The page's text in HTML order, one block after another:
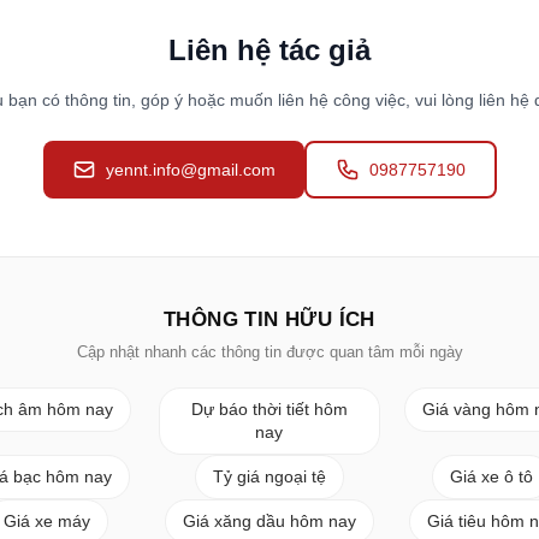
Liên hệ tác giả
bạn có thông tin, góp ý hoặc muốn liên hệ công việc, vui lòng liên hệ
yennt.info@gmail.com 0987757190
THÔNG TIN HỮU ÍCH
Cập nhật nhanh các thông tin được quan tâm mỗi ngày
âm hôm nay
Dự báo thời tiết hôm
nay
Giá vàng hôm
bạc hôm nay Tỷ giá ngoại tệ Giá xe ô tô
Giá xe máy Giá xăng dầu hôm nay Giá tiêu hôm